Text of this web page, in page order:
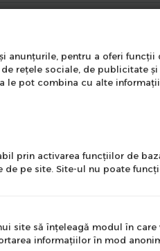
pentru a oferi funcții
rețele sociale, de publicitate
le pot combina cu alte
prin activarea funcţiilor de
de pe site. Site-ul nu poate
site să înţeleagă modul în
informaţiilor în mod